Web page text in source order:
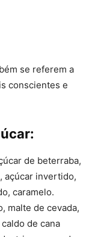
se referem a
conscientes e
de beterraba,
açúcar invertido,
caramelo.
malte de cevada,
de cana